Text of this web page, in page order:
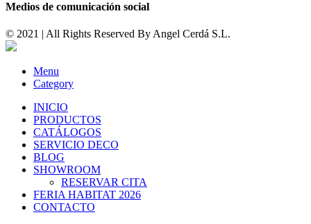
Medios de comunicación social
© 2021 | All Rights Reserved By Angel Cerdá S.L.
Menu
Category
INICIO
PRODUCTOS
CATÁLOGOS
SERVICIO DECO
BLOG
SHOWROOM
RESERVAR CITA
FERIA HABITAT 2026
CONTACTO